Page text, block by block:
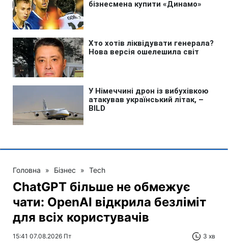
Головна » Бізнес » Tech
ChatGPT більше не обмежує
чати: OpenAI відкрила безліміт
для всіх користувачів
15:41 07.08.2026 Пт 3 хв